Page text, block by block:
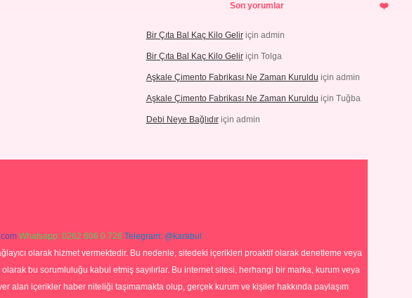
Son yorumlar
Bir Çıta Bal Kaç Kilo Geliriçin admin
Bir Çıta Bal Kaç Kilo Geliriçin Tolga
Aşkale Çimento Fabrikası Ne Zaman Kuruldu için admin
Aşkale Çimento Fabrikası Ne Zaman Kuruldu için Tuğba
Debi Neye Bağlıdıriçin admin
Whatsapp: 0262 606 0 726 Telegram: @karabul
olarak hizmet vermektedir. Bu nedenle, sitedeki içerikleri proaktif olarak denetleme veya
bu sorumluluğu kabul etmiş sayılırlar. Bu internet sitesi, herhangi bir marka, kurum veya
alan içerikler haber niteliği taşımamakta olup, gerçek kurum ve kişiler hakkında paylaşım